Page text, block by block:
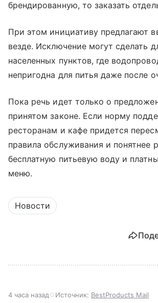
брендированную, то заказать
При этом инициативу предлагают
везде. Исключение могут сделать
населенных пунктов, где
непригодна для питья даже после
Пока речь идет только о
принятом законе. Если норму
ресторанам и кафе придется
правила обслуживания и понятнее
бесплатную питьевую воду и
меню.
Новости
4 часа назад Источник: BestProducts Mail